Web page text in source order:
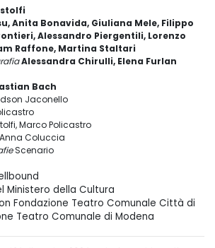
Anita Bonavida, Giuliana Mele, Filippo
Alessandro Piergentili, Lorenzo
Raffone, Martina Staltari
Alessandra Chirulli, Elena Furlan
Bach
Jaconello
Marco Policastro
Anna Coluccia
Scenario
Ministero della Cultura
Fondazione Teatro Comunale Città di
Teatro Comunale di Modena